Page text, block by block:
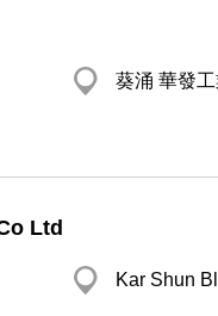
葵涌 華發
Ltd
Kar Shun